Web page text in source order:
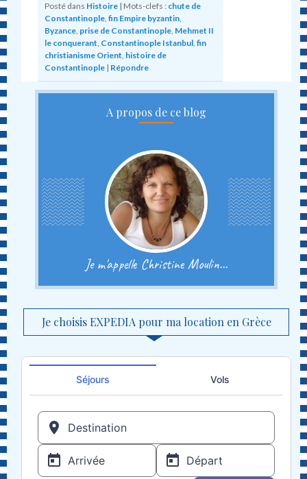
Posté dans Histoire | Mots-clefs : chute de
Constantinople,fin Empire byzantin,
Byzance, prise de Constantinople, Mehmet II
le conquerant, Constantinople Istanbul,fin
christianisme Orient, histoire de
Constantinople | Répondre
A propos de ce blog
Je m'appelle Christine Moulin...
Je choisis EXPEDIA pour ma location en Grèce